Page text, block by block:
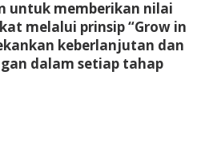
untuk memberikan nilai
melalui prinsip “Grow in
keberlanjutan dan
dalam setiap tahap